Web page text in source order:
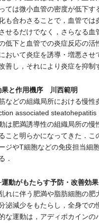
ては微小血管の密度が低下す
も合わさることで，血管で
せるだけでなく，さらなる血
低下と血管での炎症反応の
おいて炎症を誘導・増悪さ
善し，それにより炎症を抑制
と作用機序 川西範明
などの組織局所における慢性
associated
は肥満誘導性の組織局所の
こと明らかになってきた．
ジやT細胞などの免疫担当細
．
動がもたらす予防・改善効
れに伴う肥満や脂肪細胞の肥
泌減少をもたらし，全身で
な運動は，アディポカインの